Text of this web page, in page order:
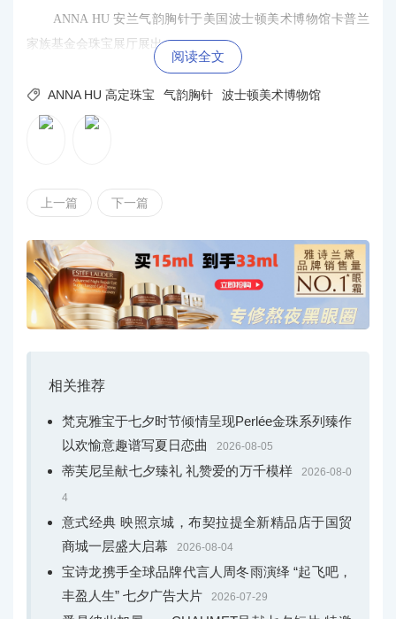
ANNA HU 安兰气韵胸针于美国波士顿美术博物馆卡普兰
家族基金会珠宝展厅展出
阅读全文
 ANNA HU 高定珠宝 气韵胸针 波士顿美术博物馆
上一篇 下一篇
相关推荐
梵克雅宝于七夕时节倾情呈现Perlée金珠系列臻作
以欢愉意趣谱写夏日恋曲
2026-08-05
蒂芙尼呈献七夕臻礼 礼赞爱的万千模样 2026-08-0
4
意式经典 映照京城，布契拉提全新精品店于国贸
商城一层盛大启幕
2026-08-04
宝诗龙携手全球品牌代言人周冬雨演绎 “起飞吧，
丰盈人生” 七夕广告大片
2026-07-29